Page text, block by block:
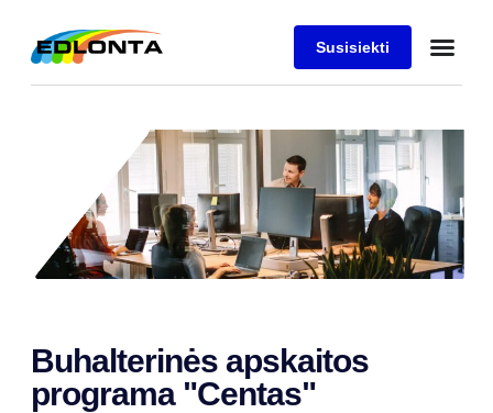
Susisiekti
Buhalterinės apskaitos
programa "Centas"